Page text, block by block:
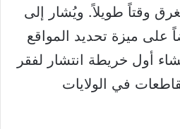
وقتاً طويلاً. ويُشار إلى
على ميزة تحديد المواقع
أول خريطة انتشار لفقر
في الولايات